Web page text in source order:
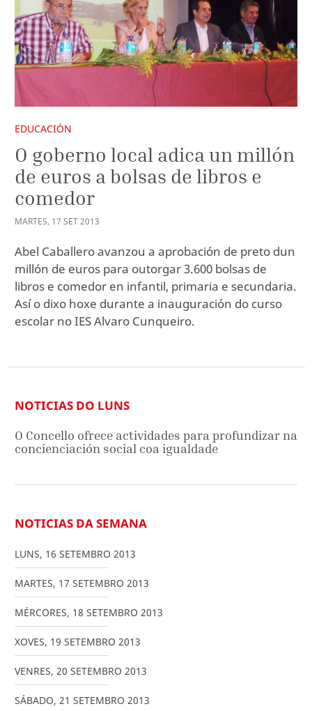
EDUCACIÓN
O goberno local adica un millón
de euros a bolsas de libros e
comedor
MARTES, 17 SET2013
Abel Caballero avanzou a aprobación de preto dun
millón de euros para outorgar 3.600 bolsas de
libros e comedor en infantil, primaria e secundaria.
Así o dixo hoxe durante a inauguración do curso
escolar no IES Alvaro Cunqueiro.
NOTICIAS DO LUNS
O Concello ofrece actividades para profundizar na
concienciación social coa igualdade
NOTICIAS DA SEMANA
LUNS, 16 SETEMBRO 2013
MARTES, 17 SETEMBRO 2013
MÉRCORES, 18 SETEMBRO 2013
XOVES, 19 SETEMBRO 2013
VENRES, 20 SETEMBRO 2013
SÁBADO, 21 SETEMBRO 2013